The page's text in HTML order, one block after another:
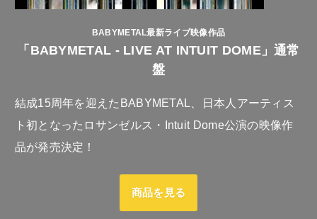
BABYMETAL最新ライブ映像作品
「BABYMETAL - LIVE AT INTUIT DOME」通常
盤
結成15周年を迎えたBABYMETAL、日本人アーティス
ト初となったロサンゼルス・Intuit Dome公演の映像作
品が発売決定！
商品を見る